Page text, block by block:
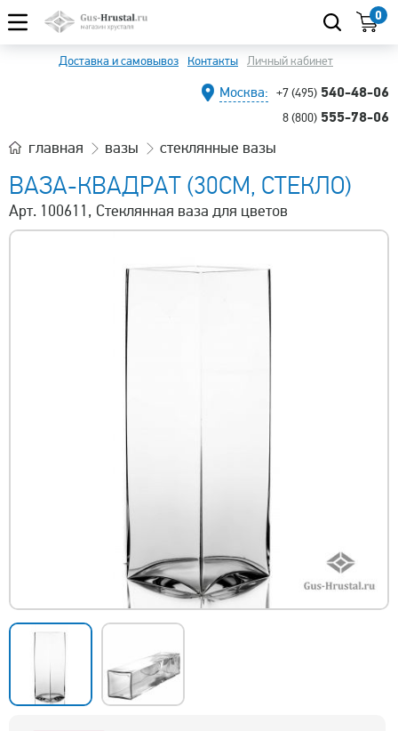
0
Доставка и самовывоз Контакты Личный кабинет
Москва: +7 (495) 540-48-06
8 (800) 555-78-06
главная вазы стеклянные вазы
ВАЗА-КВАДРАТ (30СМ, СТЕКЛО)
Арт. 100611, Стеклянная ваза для цветов